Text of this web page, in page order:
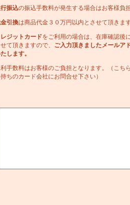
振込の振込手数料が発生する場合はお客様負
引換は商品代金３０万円以内とさせて頂きます
ジットカードをご利用の場合は、在庫確認後
て頂きますので、 ご入力頂きましたメールア
します。
手数料はお客様のご負担となります。（こち
ちのカード会社にお問合せ下さい）